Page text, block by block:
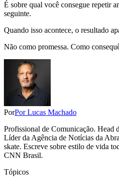
É sobre qual você consegue repetir
seguinte.
Quando isso acontece, o resultado
Não como promessa. Como
PorPor Lucas Machado
Profissional de Comunicação. Head
Líder da Agência de Notícias da
skate. Escreve sobre estilo de vida
CNN Brasil.
Tópicos